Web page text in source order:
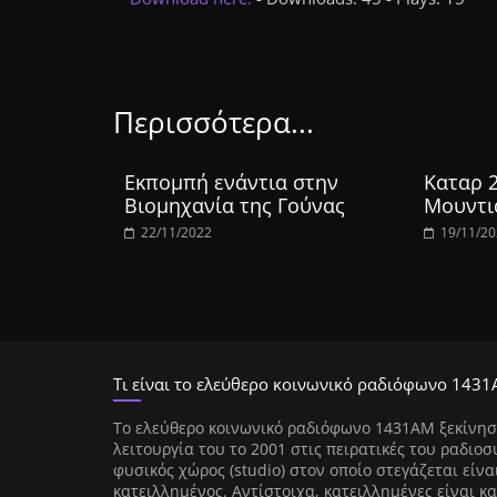
Περισσότερα...
Εκπομπή ενάντια στην
Βιομηχανία της Γούνας
22/11/2022
Καταρ
19/11/
Τι είναι το ελεύθερο κοινωνικό ραδιόφωνο
Tο ελεύθερο κοινωνικό ραδιόφωνο 1431AM
λειτουργία του το 2001 στις πειρατικές του
φυσικός χώρος (studio) στον οποίο στεγάζεται
κατειλλημένος. Αντίστοιχα, κατειλλημένες είναι